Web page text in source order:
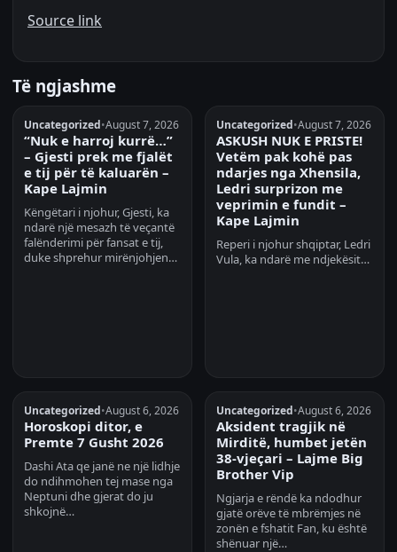
Source link
Të ngjashme
Uncategorized•August 7, 2026
“Nuk e harroj kurrë…”
– Gjesti prek me fjalët
e tij për të kaluarën –
Kape Lajmin
Këngëtari i njohur, Gjesti, ka
ndarë një mesazh të veçantë
falënderimi për fansat e tij,
duke shprehur mirënjohjen…
Uncategorized•August 7, 2026
ASKUSH NUK E PRISTE!
Vetëm pak kohë pas
ndarjes nga Xhensila,
Ledri surprizon me
veprimin e fundit –
Kape Lajmin
Reperi i njohur shqiptar, Ledri
Vula, ka ndarë me ndjekësit…
Uncategorized•August 6, 2026
Horoskopi ditor, e
Premte 7 Gusht 2026
Dashi Ata qe janë ne një lidhje
do ndihmohen tej mase nga
Neptuni dhe gjerat do ju
shkojnë…
Uncategorized•August 6, 2026
Aksident tragjik në
Mirditë, humbet jetën
38-vjeçari – Lajme Big
Brother Vip
Ngjarja e rëndë ka ndodhur
gjatë orëve të mbrëmjes në
zonën e fshatit Fan, ku është
shënuar një…